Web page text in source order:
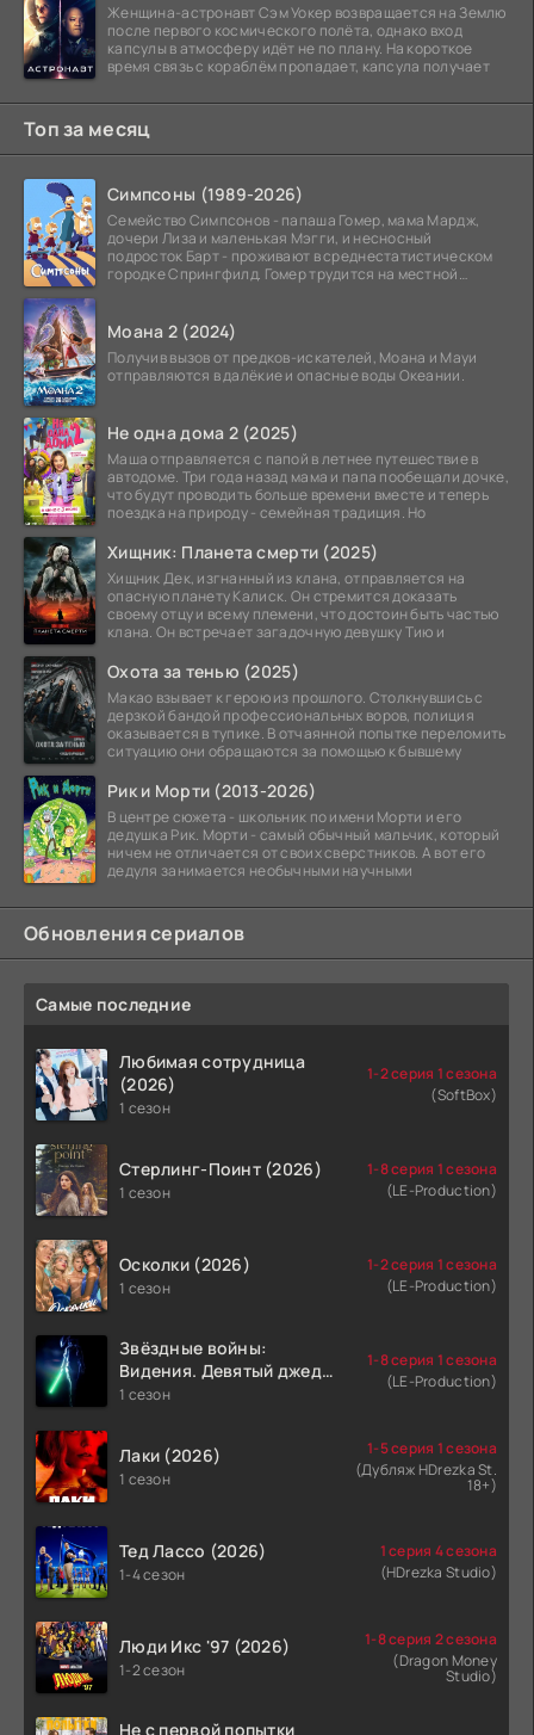
Женщина-астронавт Сэм Уокер возвращается на Землю
после первого космического полёта, однако вход
капсулы в атмосферу идёт не по плану. На короткое
время связь с кораблём пропадает, капсула получает
Топ за месяц
Симпсоны (1989-2026)
Семейство Симпсонов - папаша Гомер, мама Мардж,
дочери Лиза и маленькая Мэгги, и несносный
подросток Барт - проживают в среднестатистическом
городке Спрингфилд. Гомер трудится на местной
Моана 2 (2024)
Получив вызов от предков-искателей, Моана и Мауи
отправляются в далёкие и опасные воды Океании.
Не одна дома 2 (2025)
Маша отправляется с папой в летнее путешествие в
автодоме. Три года назад мама и папа пообещали дочке,
что будут проводить больше времени вместе и теперь
поездка на природу - семейная традиция. Но
Хищник: Планета смерти (2025)
Хищник Дек, изгнанный из клана, отправляется на
опасную планету Калиск. Он стремится доказать
своему отцу и всему племени, что достоин быть частью
клана. Он встречает загадочную девушку Тию и
Охота за тенью (2025)
Макао взывает к герою из прошлого. Столкнувшись с
дерзкой бандой профессиональных воров, полиция
оказывается в тупике. В отчаянной попытке переломить
ситуацию они обращаются за помощью к бывшему
Рик и Морти (2013-2026)
В центре сюжета - школьник по имени Морти и его
дедушка Рик. Морти - самый обычный мальчик, который
ничем не отличается от своих сверстников. А вот его
дедуля занимается необычными научными
Обновления сериалов
Самые последние
Любимая сотрудница
(2026)
1 сезон
1-2 серия 1 сезона
(SoftBox)
Стерлинг-Поинт (2026)
1 сезон
1-8 серия 1 сезона
(LE-Production)
Осколки (2026)
1 сезон
1-2 серия 1 сезона
(LE-Production)
Звёздные войны:
Видения. Девятый джедай
(2026)
1 сезон
1-8 серия 1 сезона
(LE-Production)
Лаки (2026)
1 сезон
1-5 серия 1 сезона
(Дубляж HDrezka St.
18+)
Тед Лассо (2026)
1-4 сезон
1 серия 4 сезона
(HDrezka Studio)
Люди Икс '97 (2026)
1-2 сезон
1-8 серия 2 сезона
(Dragon Money
Studio)
Не с первой попытки